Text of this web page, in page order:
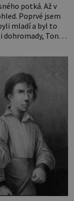
potká. Až v
Poprvé jsem
mladí a byl to
dohromady, Toník